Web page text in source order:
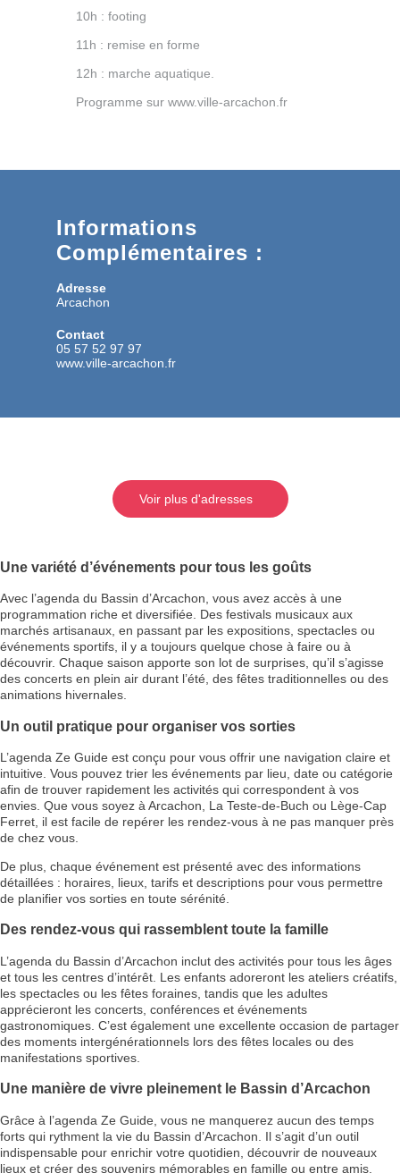
10h : footing
11h : remise en forme
12h : marche aquatique.
Programme sur www.ville-arcachon.fr
Informations
Complémentaires :
Adresse
Arcachon
Contact
05 57 52 97 97
www.ville-arcachon.fr
Voir plus d'adresses
Une variété d’événements pour tous les goûts
Avec l’agenda du Bassin d’Arcachon, vous avez accès à une
programmation riche et diversifiée. Des festivals musicaux aux
marchés artisanaux, en passant par les expositions, spectacles ou
événements sportifs, il y a toujours quelque chose à faire ou à
découvrir. Chaque saison apporte son lot de surprises, qu’il s’agisse
des concerts en plein air durant l’été, des fêtes traditionnelles ou des
animations hivernales.
Un outil pratique pour organiser vos sorties
L’agenda Ze Guide est conçu pour vous offrir une navigation claire et
intuitive. Vous pouvez trier les événements par lieu, date ou catégorie
afin de trouver rapidement les activités qui correspondent à vos
envies. Que vous soyez à Arcachon, La Teste-de-Buch ou Lège-Cap
Ferret, il est facile de repérer les rendez-vous à ne pas manquer près
de chez vous.
De plus, chaque événement est présenté avec des informations
détaillées : horaires, lieux, tarifs et descriptions pour vous permettre
de planifier vos sorties en toute sérénité.
Des rendez-vous qui rassemblent toute la famille
L’agenda du Bassin d’Arcachon inclut des activités pour tous les âges
et tous les centres d’intérêt. Les enfants adoreront les ateliers créatifs,
les spectacles ou les fêtes foraines, tandis que les adultes
apprécieront les concerts, conférences et événements
gastronomiques. C’est également une excellente occasion de partager
des moments intergénérationnels lors des fêtes locales ou des
manifestations sportives.
Une manière de vivre pleinement le Bassin d’Arcachon
Grâce à l’agenda Ze Guide, vous ne manquerez aucun des temps
forts qui rythment la vie du Bassin d’Arcachon. Il s’agit d’un outil
indispensable pour enrichir votre quotidien, découvrir de nouveaux
lieux et créer des souvenirs mémorables en famille ou entre amis.